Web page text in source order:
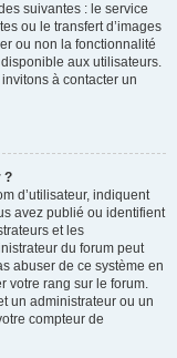
suivantes : le service
ou le transfert d’images
ou non la fonctionnalité
aux utilisateurs.
à contacter un
?
d’utilisateur, indiquent
avez publié ou identifient
et les
du forum peut
abuser de ce système en
votre rang sur le forum.
un administrateur ou un
compteur de